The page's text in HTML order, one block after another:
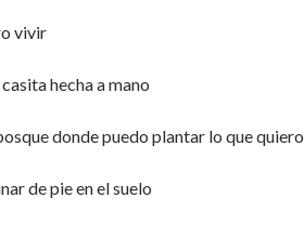
vivir
casita hecha a mano
donde puedo plantar lo que quiero
de pie en el suelo